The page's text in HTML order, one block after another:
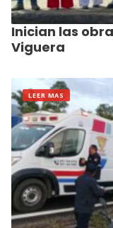
Inician las
Viguera
LEER MAS